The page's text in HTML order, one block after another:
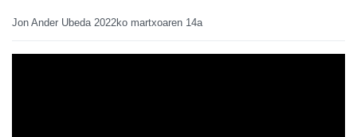
Jon Ander Ubeda 2022ko martxoaren 14a